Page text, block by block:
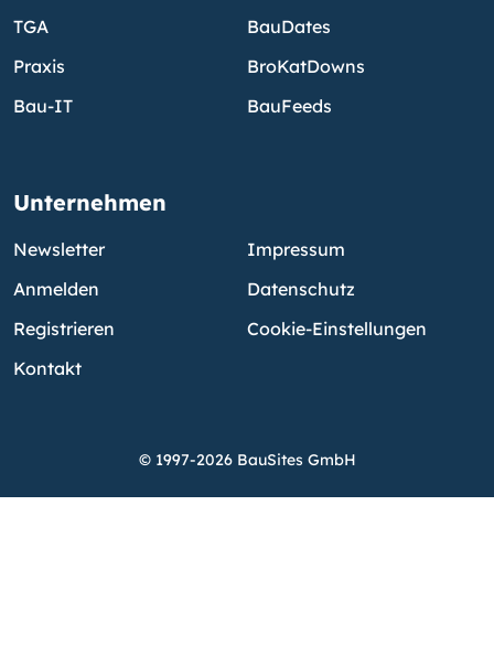
TGA
Praxis
Bau-IT
BauDates
BroKatDowns
BauFeeds
Unternehmen
Newsletter
Anmelden
Registrieren
Kontakt
Impressum
Datenschutz
Cookie-Einstellungen
© 1997-2026 BauSites GmbH